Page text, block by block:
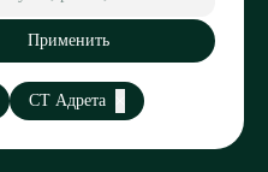
Применить
СТ Адрета